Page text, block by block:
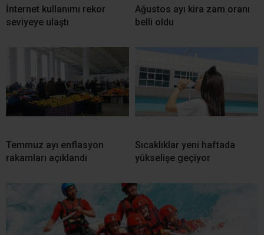
İnternet kullanımı rekor
seviyeye ulaştı
Ağustos ayı kira zam oranı
belli oldu
Temmuz ayı enflasyon
rakamları açıklandı
Sıcaklıklar yeni haftada
yükselişe geçiyor